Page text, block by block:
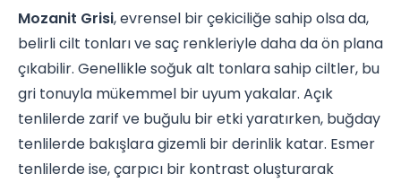
Mozanit Grisi, evrensel bir çekiciliğe sahip olsa da,
belirli cilt tonları ve saç renkleriyle daha da ön plana
çıkabilir. Genellikle soğuk alt tonlara sahip ciltler, bu
gri tonuyla mükemmel bir uyum yakalar. Açık
tenlilerde zarif ve buğulu bir etki yaratırken, buğday
tenlilerde bakışlara gizemli bir derinlik katar. Esmer
tenlilerde ise, çarpıcı bir kontrast oluşturarak